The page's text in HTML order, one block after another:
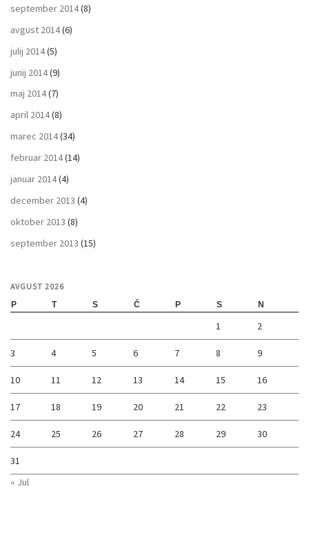
september 2014(8)
avgust 2014(6)
julij 2014(5)
junij 2014(9)
maj 2014(7)
april 2014(8)
marec 2014(34)
februar 2014(14)
januar 2014(4)
december 2013 (4)
oktober 2013 (8)
september 2013 (15)
AVGUST 2026
P T S Č P S N
1 2
3 4 5 6 7 8 9
10 11 12 13 14 15 16
17 18 19 20 21 22 23
24 25 26 27 28 29 30
31
« Jul